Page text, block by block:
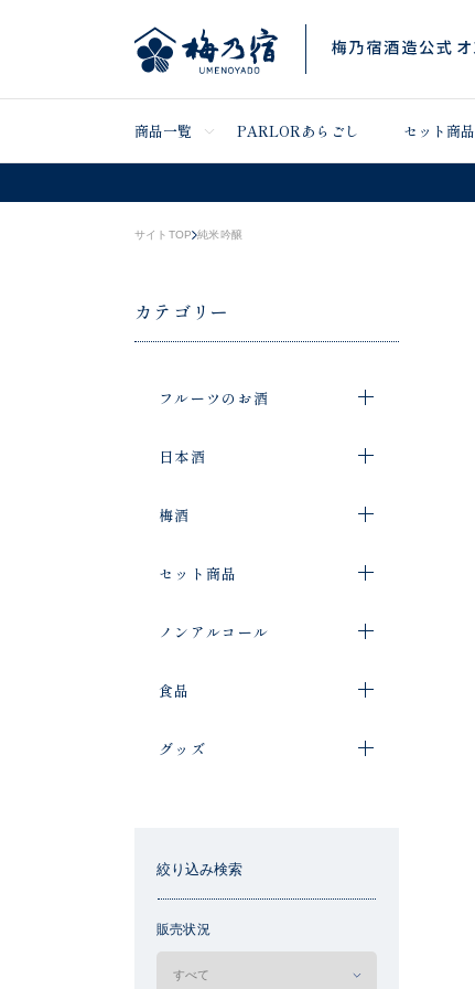
商品一覧 PARLORあらごし セット商品
サイトTOP 純米吟醸
カテゴリー
フルーツのお酒
日本酒
梅酒
セット商品
ノンアルコール
食品
グッズ
絞り込み検索
販売状況